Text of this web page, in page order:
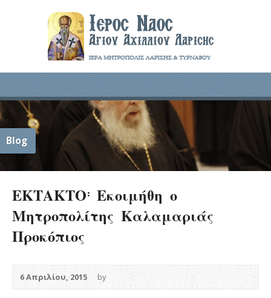
Blog
ΕΚΤΑΚΤΟ: Εκοιμήθη ο
Μητροπολίτης Καλαμαριάς
Προκόπιος
6 Απριλίου, 2015 by